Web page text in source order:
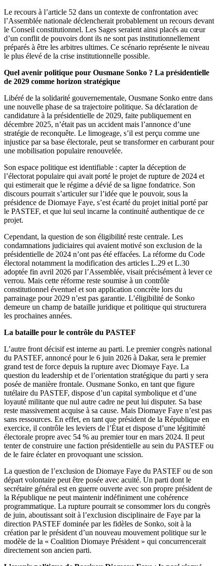
Le recours à l’article 52 dans un contexte de confrontation avec
l’Assemblée nationale déclencherait probablement un recours devant
le Conseil constitutionnel. Les Sages seraient ainsi placés au cœur
d’un conflit de pouvoirs dont ils ne sont pas institutionnellement
préparés à être les arbitres ultimes. Ce scénario représente le niveau
le plus élevé de la crise institutionnelle possible.
Quel avenir politique pour Ousmane Sonko ? La présidentielle
de 2029 comme horizon stratégique
Libéré de la solidarité gouvernementale, Ousmane Sonko entre dans
une nouvelle phase de sa trajectoire politique. Sa déclaration de
candidature à la présidentielle de 2029, faite publiquement en
décembre 2025, n’était pas un accident mais l’annonce d’une
stratégie de reconquête. Le limogeage, s’il est perçu comme une
injustice par sa base électorale, peut se transformer en carburant pour
une mobilisation populaire renouvelée.
Son espace politique est identifiable : capter la déception de
l’électorat populaire qui avait porté le projet de rupture de 2024 et
qui estimerait que le régime a dévié de sa ligne fondatrice. Son
discours pourrait s’articuler sur l’idée que le pouvoir, sous la
présidence de Diomaye Faye, s’est écarté du projet initial porté par
le PASTEF, et que lui seul incarne la continuité authentique de ce
projet.
Cependant, la question de son éligibilité reste centrale. Les
condamnations judiciaires qui avaient motivé son exclusion de la
présidentielle de 2024 n’ont pas été effacées. La réforme du Code
électoral notamment la modification des articles L.29 et L.30
adoptée fin avril 2026 par l’Assemblée, visait précisément à lever ce
verrou. Mais cette réforme reste soumise à un contrôle
constitutionnel éventuel et son application concrète lors du
parrainage pour 2029 n’est pas garantie. L’éligibilité de Sonko
demeure un champ de bataille juridique et politique qui structurera
les prochaines années.
La bataille pour le contrôle du PASTEF
L’autre front décisif est interne au parti. Le premier congrès national
du PASTEF, annoncé pour le 6 juin 2026 à Dakar, sera le premier
grand test de force depuis la rupture avec Diomaye Faye. La
question du leadership et de l’orientation stratégique du parti y sera
posée de manière frontale. Ousmane Sonko, en tant que figure
tutélaire du PASTEF, dispose d’un capital symbolique et d’une
loyauté militante que nul autre cadre ne peut lui disputer. Sa base
reste massivement acquise à sa cause. Mais Diomaye Faye n’est pas
sans ressources. En effet, en tant que président de la République en
exercice, il contrôle les leviers de l’État et dispose d’une légitimité
électorale propre avec 54 % au premier tour en mars 2024. Il peut
tenter de construire une faction présidentielle au sein du PASTEF ou
de le faire éclater en provoquant une scission.
La question de l’exclusion de Diomaye Faye du PASTEF ou de son
départ volontaire peut être posée avec acuité. Un parti dont le
secrétaire général est en guerre ouverte avec son propre président de
la République ne peut maintenir indéfiniment une cohérence
programmatique. La rupture pourrait se consommer lors du congrès
de juin, aboutissant soit à l’exclusion disciplinaire de Faye par la
direction PASTEF dominée par les fidèles de Sonko, soit à la
création par le président d’un nouveau mouvement politique sur le
modèle de la « Coalition Diomaye Président » qui concurrencerait
directement son ancien parti.